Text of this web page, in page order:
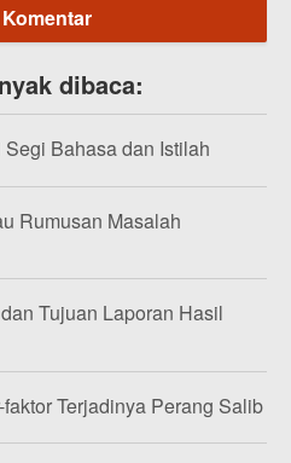
dibaca:
Bahasa dan Istilah
Rumusan Masalah
Tujuan Laporan Hasil
Terjadinya Perang Salib